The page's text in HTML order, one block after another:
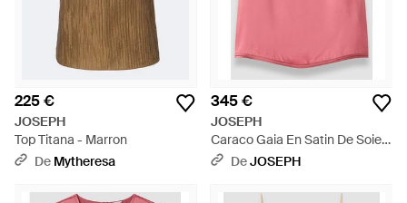
225 €
JOSEPH
Top Titana - Marron
De Mytheresa
345 €
JOSEPH
Caraco Gaia En Satin De Soie -
RoseDeJOSEPH